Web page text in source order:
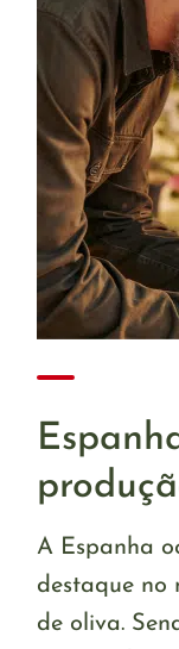
A Espanha
destaque no
de oliva.